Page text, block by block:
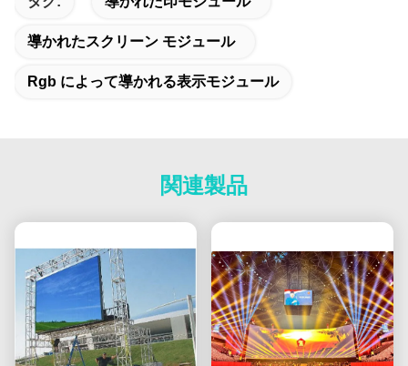
導かれたスクリーン モジュール
Rgb によって導かれる表示モジュール
関連製品